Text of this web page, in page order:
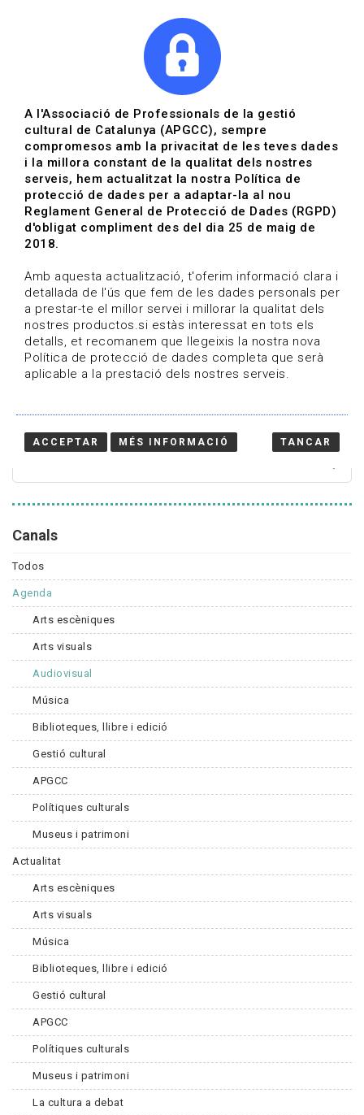
Actualitza't
Vols estar al dia?
HOME / BLOG
Estigues al dia
Convocatòries, activitats i notícies del sector de la
cultura.
Canals
Todos
Agenda
Arts escèniques
Arts visuals
Audiovisual
Música
Biblioteques, llibre i edició
Gestió cultural
APGCC
Polítiques culturals
Museus i patrimoni
Actualitat
Arts escèniques
Arts visuals
Música
Biblioteques, llibre i edició
Gestió cultural
APGCC
Polítiques culturals
Museus i patrimoni
La cultura a debat
A l'Associació de Professionals de la gestió
cultural de Catalunya (APGCC), sempre
compromesos amb la privacitat de les teves dades
i la millora constant de la qualitat dels nostres
serveis, hem actualitzat la nostra Política de
protecció de dades per a adaptar-la al nou
Reglament General de Protecció de Dades (RGPD)
d'obligat compliment des del dia 25 de maig de
2018.
Amb aquesta actualització, t'oferim informació clara i
detallada de l'ús que fem de les dades personals per
a prestar-te el millor servei i millorar la qualitat dels
nostres productos.si estàs interessat en tots els
detalls, et recomanem que llegeixis la nostra nova
Política de protecció de dades completa que serà
aplicable a la prestació dels nostres serveis.
ACCEPTAR MÉS INFORMACIÓ TANCAR